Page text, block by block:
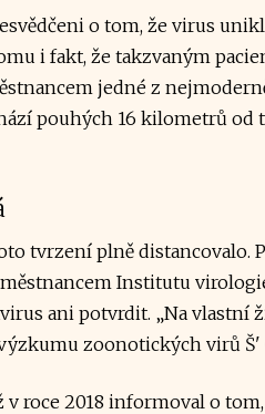
o tom, že virus
i fakt, že takzvaným
jedné z
pouhých 16 kilometrů od
tvrzení plně distancovalo.
Institutu
ani potvrdit. „Na vlastní
zoonotických virů Š'
roce 2018 informoval o